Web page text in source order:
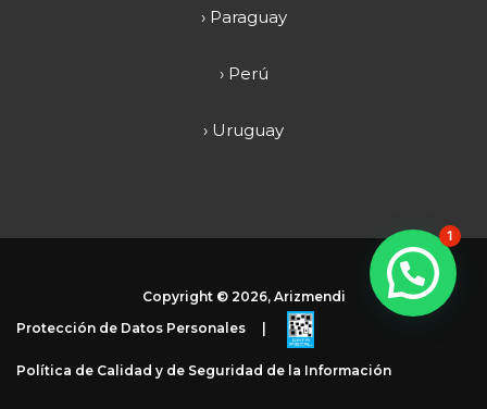
› Paraguay
› Perú
› Uruguay
Copyright © 2026, Arizmendi
Protección de Datos Personales
Política de Calidad y de Seguridad de la Información
1